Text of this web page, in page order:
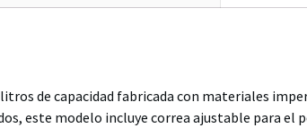
de capacidad fabricada con materiales
este modelo incluye correa ajustable para el